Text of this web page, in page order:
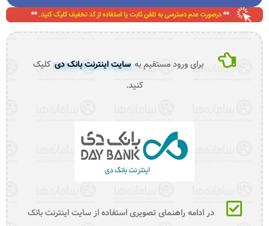
برای ورود مستقیم به سایت اینترنت بانک دی کلیک
کنید.
در ادامه راهنمای تصویری استفاده از سایت اینترنت بانک